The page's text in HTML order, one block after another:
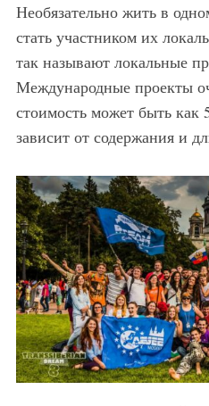
Необязательно жить в
стать участником их
так называют локальные
Международные проекты
стоимость может быть как
зависит от содержания и